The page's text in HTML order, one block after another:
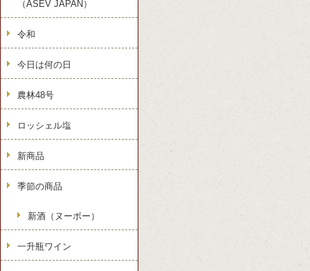
（ASEV JAPAN）
令和
今日は何の日
農林48号
ロッシェル塩
新商品
季節の商品
新酒（ヌーボー）
一升瓶ワイン